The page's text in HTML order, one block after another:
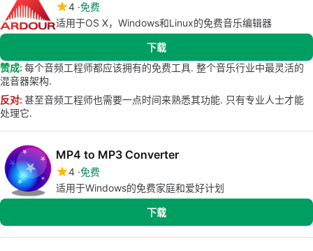
4 免费
适用于OS X，Windows和Linux的免费音乐编辑器
下载
赞成: 每个音频工程师都应该拥有的免费工具. 整个音乐行业中最灵活的
混音器架构.
反对: 甚至音频工程师也需要一点时间来熟悉其功能. 只有专业人士才能
处理它.
MP4 to MP3 Converter
4 免费
适用于Windows的免费家庭和爱好计划
下载